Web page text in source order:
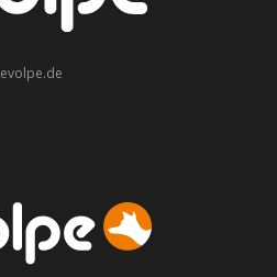
evolpe.de